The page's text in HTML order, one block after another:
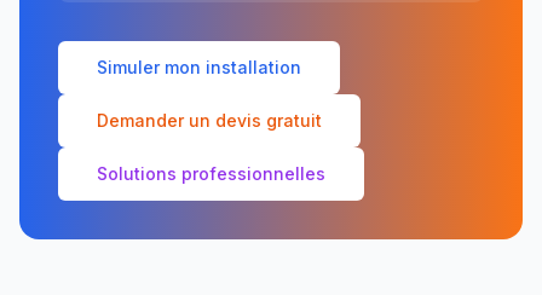
Simuler mon installation
Demander un devis gratuit
Solutions professionnelles